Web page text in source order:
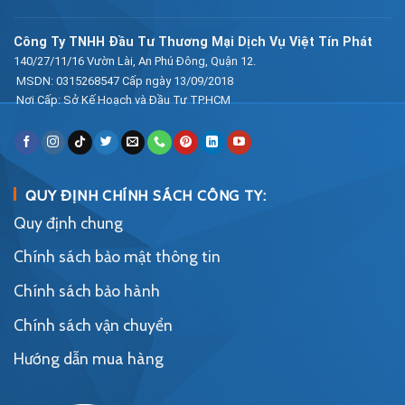
Công Ty TNHH Đầu Tư Thương Mại Dịch Vụ Việt Tín Phát
140/27/11/16 Vườn Lài, An Phú Đông, Quận 12.
MSDN: 0315268547 Cấp ngày 13/09/2018
Nơi Cấp: Sở Kế Hoạch và Đầu Tư TP.HCM
QUY ĐỊNH CHÍNH SÁCH CÔNG TY:
Quy định chung
Chính sách bảo mật thông tin
Chính sách bảo hành
Chính sách vận chuyển
Hướng dẫn mua hàng